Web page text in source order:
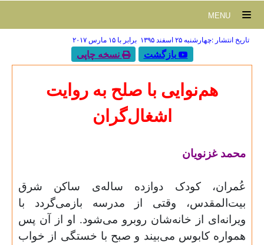
تاریخ انتشار :چهارشنبه ۲۵ اسفند ۱۳۹۵ برابر با ۱۵ مارس ۲۰۱۷
بازگشت نسخه چاپی
هم‌نوایی با صلح به‌ روایت
اشغال‌گران
محمد غزنویان
عُمران،‌ کودک دوازده‌ ساله‌ی ساکن شرق
بیت‌المقدس، وقتی از مدرسه باز‌می‌گردد با
ویرانه‌ای از خانه‌شان روبرو می‌شود. او از آن پس
همواره کابوس می‌بیند و صبح با خستگی از خواب